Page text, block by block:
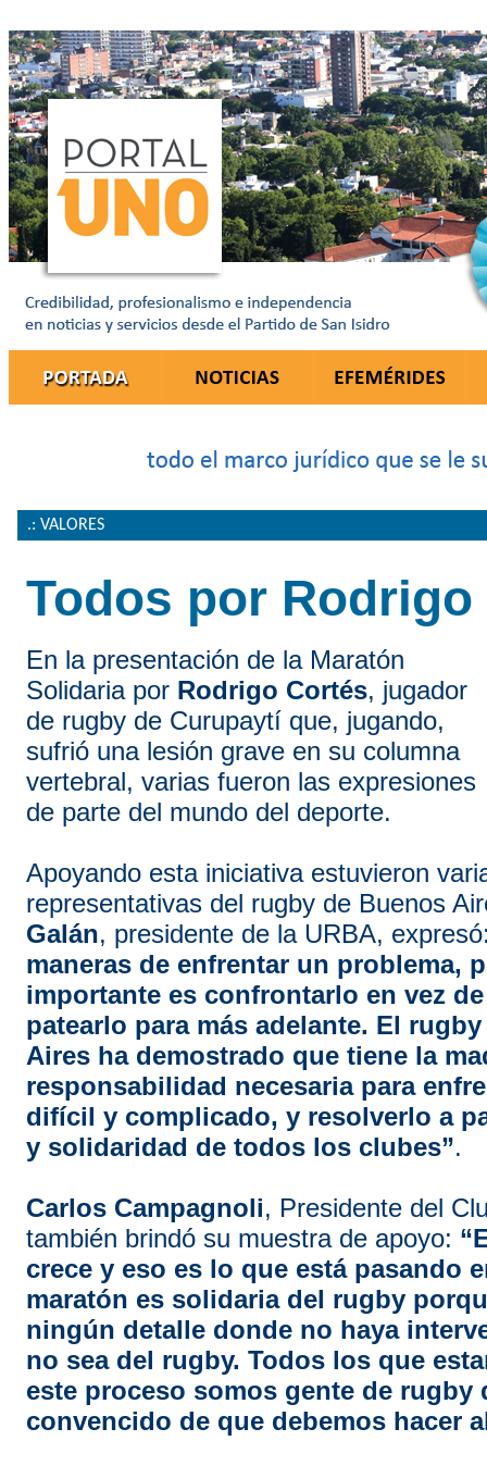
.: VALORES
Todos por Rodrigo
En la presentación de la Maratón
Solidaria por Rodrigo Cortés, jugador
de rugby de Curupaytí que, jugando,
sufrió una lesión grave en su columna
vertebral, varias fueron las expresiones
de parte del mundo del deporte.
Apoyando esta iniciativa estuvieron
representativas del rugby de Buenos
Galán, presidente de la URBA,
maneras de enfrentar un problema,
importante es confrontarlo en vez
patearlo para más adelante. El
Aires ha demostrado que tiene la
responsabilidad necesaria para
difícil y complicado, y resolverlo a
y solidaridad de todos los clubes”.
Carlos Campagnoli, Presidente del
también brindó su muestra de apoyo:
crece y eso es lo que está pasando
maratón es solidaria del rugby
ningún detalle donde no haya
no sea del rugby. Todos los que
este proceso somos gente de rugby
convencido de que debemos hacer